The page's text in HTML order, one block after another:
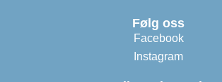
Følg oss
Facebook
Instagram